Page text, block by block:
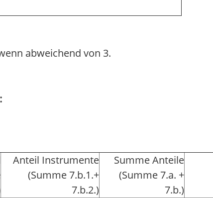
abweichend von 3.
Anteil Instrumente
(Summe 7.b.1.+
7.b.2.)
Summe Anteile
(Summe 7.a. +
7.b.)